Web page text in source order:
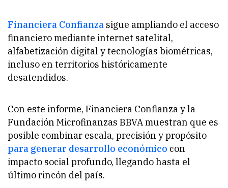
Financiera Confianza sigue ampliando el acceso
financiero mediante internet satelital,
alfabetización digital y tecnologías biométricas,
incluso en territorios históricamente
desatendidos.
Con este informe, Financiera Confianza y la
Fundación Microfinanzas BBVA muestran que es
posible combinar escala, precisión y propósito
para generar desarrollo económico con
impacto social profundo, llegando hasta el
último rincón del país.